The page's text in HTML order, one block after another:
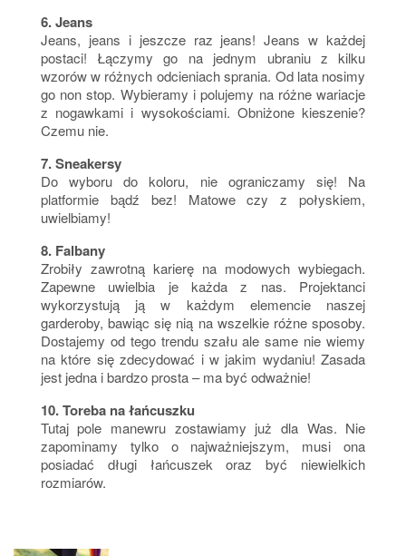
6. Jeans
Jeans, jeans i jeszcze raz jeans! Jeans w każdej
postaci! Łączymy go na jednym ubraniu z kilku
wzorów w różnych odcieniach sprania. Od lata nosimy
go non stop. Wybieramy i polujemy na różne wariacje
z nogawkami i wysokościami. Obniżone kieszenie?
Czemu nie.
7. Sneakersy
Do wyboru do koloru, nie ograniczamy się! Na
platformie bądź bez! Matowe czy z połyskiem,
uwielbiamy!
8. Falbany
Zrobiły zawrotną karierę na modowych wybiegach.
Zapewne uwielbia je każda z nas. Projektanci
wykorzystują ją w każdym elemencie naszej
garderoby, bawiąc się nią na wszelkie różne sposoby.
Dostajemy od tego trendu szału ale same nie wiemy
na które się zdecydować i w jakim wydaniu! Zasada
jest jedna i bardzo prosta – ma być odważnie!
10. Toreba na łańcuszku
Tutaj pole manewru zostawiamy już dla Was. Nie
zapominamy tylko o najważniejszym, musi ona
posiadać długi łańcuszek oraz być niewielkich
rozmiarów.